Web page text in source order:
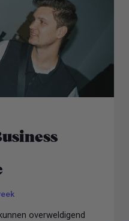
overweldigend